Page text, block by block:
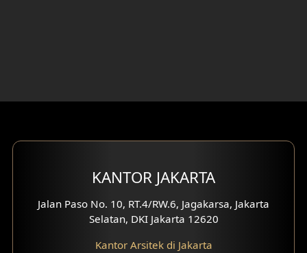
Eksterior Tampak Samping
Desain Eksterior Villa
KANTOR JAKARTA
Jalan Paso No. 10, RT.4/RW.6, Jagakarsa, Jakarta
Selatan, DKI Jakarta 12620
Kantor Arsitek di Jakarta